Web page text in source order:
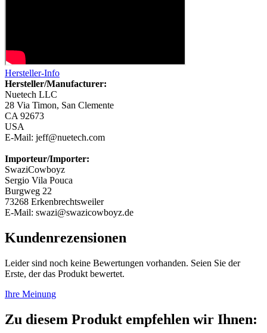
Hersteller-Info
Hersteller/Manufacturer:
Nuetech LLC
28 Via Timon, San Clemente
CA 92673
USA
E-Mail: jeff@nuetech.com
Importeur/Importer:
SwaziCowboyz
Sergio Vila Pouca
Burgweg 22
73268 Erkenbrechtsweiler
E-Mail: swazi@swazicowboyz.de
Kundenrezensionen
Leider sind noch keine Bewertungen vorhanden. Seien Sie der
Erste, der das Produkt bewertet.
Ihre Meinung
Zu diesem Produkt empfehlen wir Ihnen: